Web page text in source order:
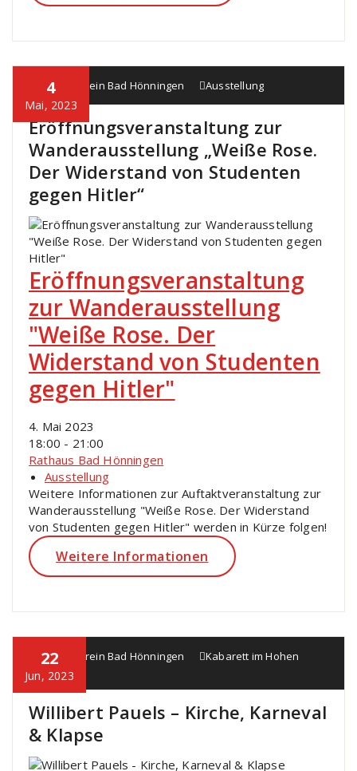
4
Mai, 2023
Heimatverein Bad Hönningen Ausstellung
Eröffnungsveranstaltung zur
Wanderausstellung „Weiße Rose.
Der Widerstand von Studenten
gegen Hitler“
Eröffnungsveranstaltung
zur Wanderausstellung
"Weiße Rose. Der
Widerstand von Studenten
gegen Hitler"
4. Mai 2023
18:00 - 21:00
Rathaus Bad Hönningen
Ausstellung
Weitere Informationen zur Auftaktveranstaltung zur
Wanderausstellung "Weiße Rose. Der Widerstand
von Studenten gegen Hitler" werden in Kürze folgen!
Weitere Informationen
22
Jun, 2023
Heimatverein Bad Hönningen
Kabarett im Hohen
Haus
Willibert Pauels – Kirche, Karneval
& Klapse